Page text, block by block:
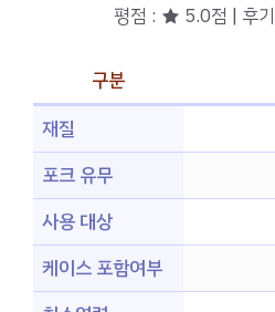
평점 : ★ 5.0점 | 후
구분
재질
포크 유무
사용 대상
케이스 포함여부